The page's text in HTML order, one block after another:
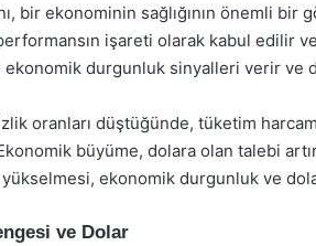
bir ekonominin sağlığının önemli
işareti olarak kabul edilir
ekonomik durgunluk sinyalleri verir ve
oranları düştüğünde, tüketim
büyüme, dolara olan talebi
yükselmesi, ekonomik durgunluk ve
ve Dolar